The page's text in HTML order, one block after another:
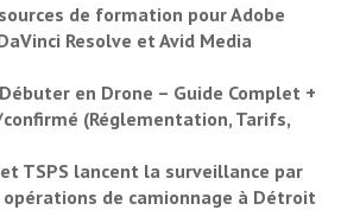
de formation pour Adobe
Resolve et Avid Media
en Drone – Guide Complet +
(Réglementation, Tarifs,
TSPS lancent la surveillance par
de camionnage à Détroit